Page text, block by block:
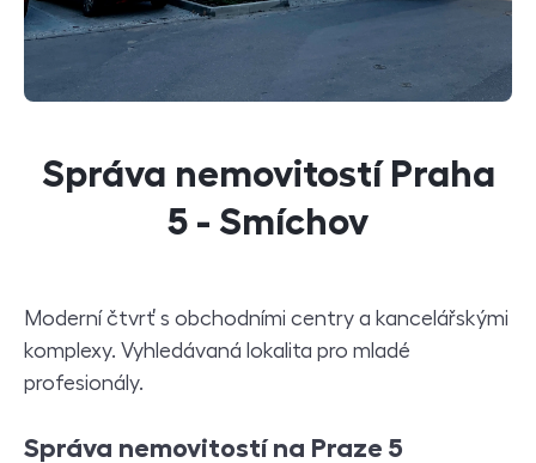
Správa nemovitostí Praha
5 - Smíchov
Moderní čtvrť s obchodními centry a kancelářskými
komplexy. Vyhledávaná lokalita pro mladé
profesionály.
Správa nemovitostí na Praze 5